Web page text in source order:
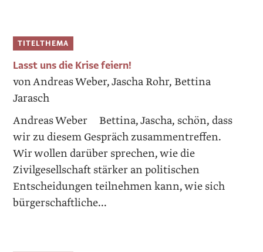
TITELTHEMA
Lasst uns die Krise feiern!
von Andreas Weber, Jascha Rohr, Bettina
Jarasch
Andreas Weber Bettina, Jascha, schön, dass
wir zu diesem Gespräch zusammentreffen.
Wir wollen darüber sprechen, wie die
Zivilgesellschaft stärker an politischen
Entscheidungen teilnehmen kann, wie sich
bürgerschaftliche...